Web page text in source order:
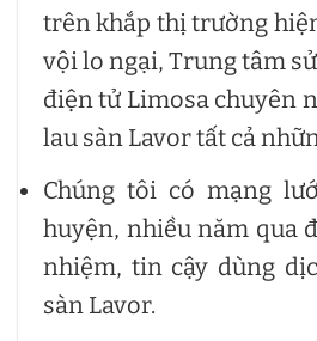
trên khắp thị trường
vội lo ngại, Trung tâm
điện tử Limosa chuyên
lau sàn Lavor tất cả
Chúng tôi có mạng
huyện, nhiều năm qua
nhiệm, tin cậy dùng
sàn Lavor.